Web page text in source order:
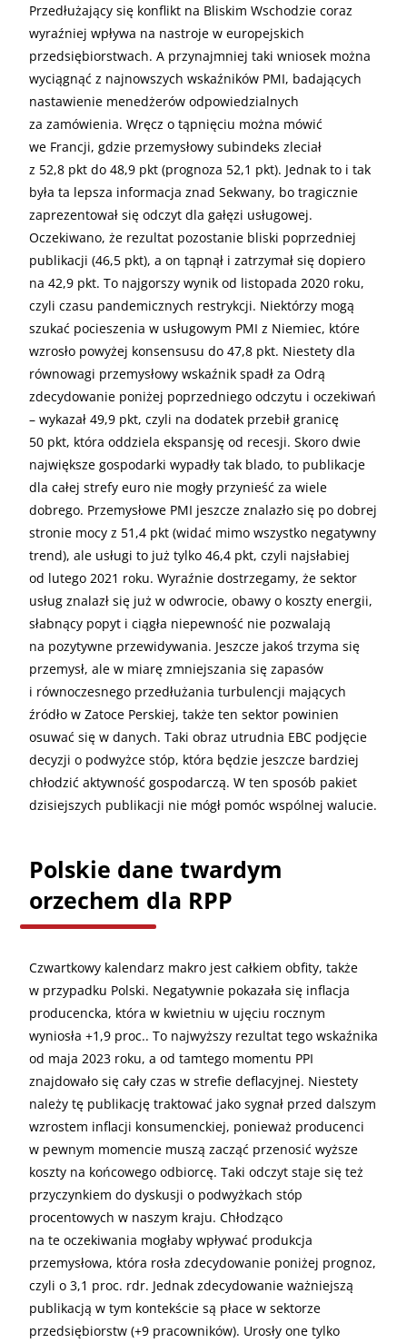
Przedłużający się konflikt na Bliskim Wschodzie coraz
wyraźniej wpływa na nastroje w europejskich
przedsiębiorstwach. A przynajmniej taki wniosek można
wyciągnąć z najnowszych wskaźników PMI, badających
nastawienie menedżerów odpowiedzialnych
za zamówienia. Wręcz o tąpnięciu można mówić
we Francji, gdzie przemysłowy subindeks zleciał
z 52,8 pkt do 48,9 pkt (prognoza 52,1 pkt). Jednak to i tak
była ta lepsza informacja znad Sekwany, bo tragicznie
zaprezentował się odczyt dla gałęzi usługowej.
Oczekiwano, że rezultat pozostanie bliski poprzedniej
publikacji (46,5 pkt), a on tąpnął i zatrzymał się dopiero
na 42,9 pkt. To najgorszy wynik od listopada 2020 roku,
czyli czasu pandemicznych restrykcji. Niektórzy mogą
szukać pocieszenia w usługowym PMI z Niemiec, które
wzrosło powyżej konsensusu do 47,8 pkt. Niestety dla
równowagi przemysłowy wskaźnik spadł za Odrą
zdecydowanie poniżej poprzedniego odczytu i oczekiwań
– wykazał 49,9 pkt, czyli na dodatek przebił granicę
50 pkt, która oddziela ekspansję od recesji. Skoro dwie
największe gospodarki wypadły tak blado, to publikacje
dla całej strefy euro nie mogły przynieść za wiele
dobrego. Przemysłowe PMI jeszcze znalazło się po dobrej
stronie mocy z 51,4 pkt (widać mimo wszystko negatywny
trend), ale usługi to już tylko 46,4 pkt, czyli najsłabiej
od lutego 2021 roku. Wyraźnie dostrzegamy, że sektor
usług znalazł się już w odwrocie, obawy o koszty energii,
słabnący popyt i ciągła niepewność nie pozwalają
na pozytywne przewidywania. Jeszcze jakoś trzyma się
przemysł, ale w miarę zmniejszania się zapasów
i równoczesnego przedłużania turbulencji mających
źródło w Zatoce Perskiej, także ten sektor powinien
osuwać się w danych. Taki obraz utrudnia EBC podjęcie
decyzji o podwyżce stóp, która będzie jeszcze bardziej
chłodzić aktywność gospodarczą. W ten sposób pakiet
dzisiejszych publikacji nie mógł pomóc wspólnej walucie.
Polskie dane twardym
orzechem dla RPP
Czwartkowy kalendarz makro jest całkiem obfity, także
w przypadku Polski. Negatywnie pokazała się inflacja
producencka, która w kwietniu w ujęciu rocznym
wyniosła +1,9 proc.. To najwyższy rezultat tego wskaźnika
od maja 2023 roku, a od tamtego momentu PPI
znajdowało się cały czas w strefie deflacyjnej. Niestety
należy tę publikację traktować jako sygnał przed dalszym
wzrostem inflacji konsumenckiej, ponieważ producenci
w pewnym momencie muszą zacząć przenosić wyższe
koszty na końcowego odbiorcę. Taki odczyt staje się też
przyczynkiem do dyskusji o podwyżkach stóp
procentowych w naszym kraju. Chłodząco
na te oczekiwania mogłaby wpływać produkcja
przemysłowa, która rosła zdecydowanie poniżej prognoz,
czyli o 3,1 proc. rdr. Jednak zdecydowanie ważniejszą
publikacją w tym kontekście są płace w sektorze
przedsiębiorstw (+9 pracowników). Urosły one tylko